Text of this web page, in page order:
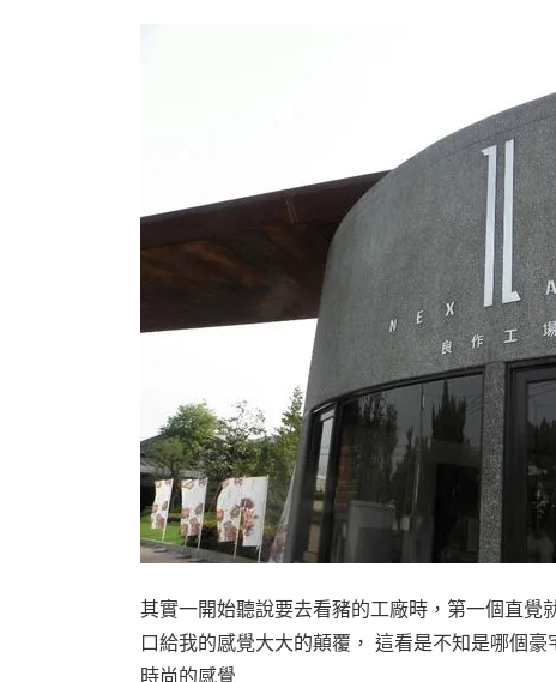
其實一開始聽說要去看豬的工廠時，第一個直覺
口給我的感覺大大的顛覆， 這看是不知是哪個
時尚的感覺